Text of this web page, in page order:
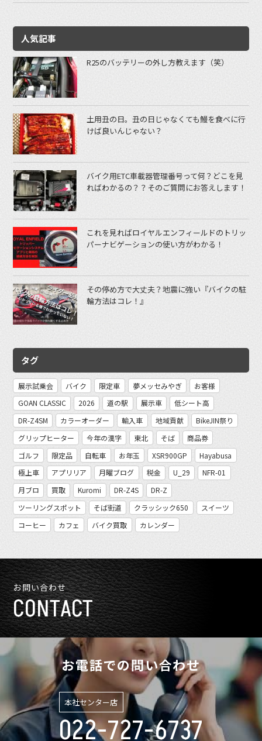
人気記事
R25のバッテリーの外し方教えます（笑）
土用丑の日。丑の日じゃなくても鰻を食べに行
けば良いんじゃない？
バイク用ETC車載器管理番号って何？どこを見
ればわかるの？？そのご質問にお答えします！
これを見ればロイヤルエンフィールドのトリッ
パーナビゲーションの使い方がわかる！
その停め方で大丈夫？地震に強い『バイクの駐
輪方法はコレ！』
タグ
展示試乗会 バイク 限定車 夢メッセみやぎ
お客様
GOAN CLASSIC
2026 道の駅 展示車
低シート高
DR-Z4SM
カラーオーダー 輸入車 地域貢献
BikeJIN祭り
グリップヒーター
今年の漢字 東北 そば
商品券
ゴルフ
限定品 自転車 お年玉 XSR900GP
Hayabusa
極上車
アプリリア 月曜ブログ 税金 U_29
NFR-01
月ブロ
買取 Kuromi DR-Z4S
DR-Z
ツーリングスポット
そば街道 クラッシック650
スイーツ
コーヒー
カフェ バイク買取 カレンダー
お問い合わせ
CONTACT
お電話での問い合わせ
本社センター店
022-727-6737